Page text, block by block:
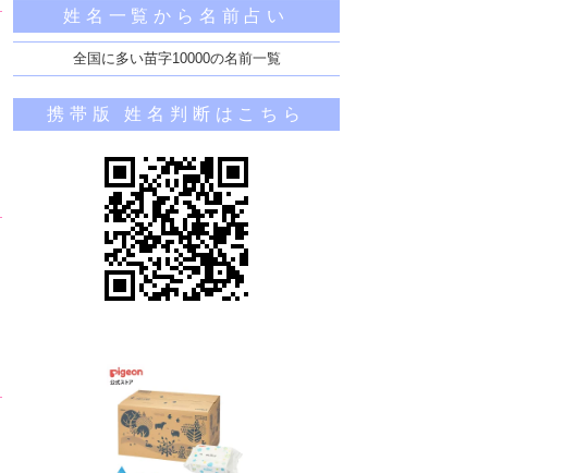
姓名一覧から名前占い
全国に多い苗字10000の名前一覧
携帯版 姓名判断はこちら